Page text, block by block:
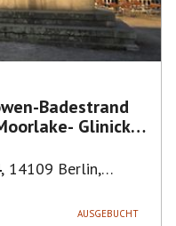
Badestrand
Glinicker
, 14109 Berlin,
AUSGEBUCHT